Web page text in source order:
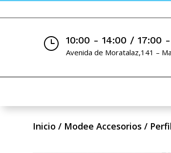
} 10:00 - 14:00 / 17:00
Avenida de Moratalaz,141 –
Inicio / Modee Accesorios /